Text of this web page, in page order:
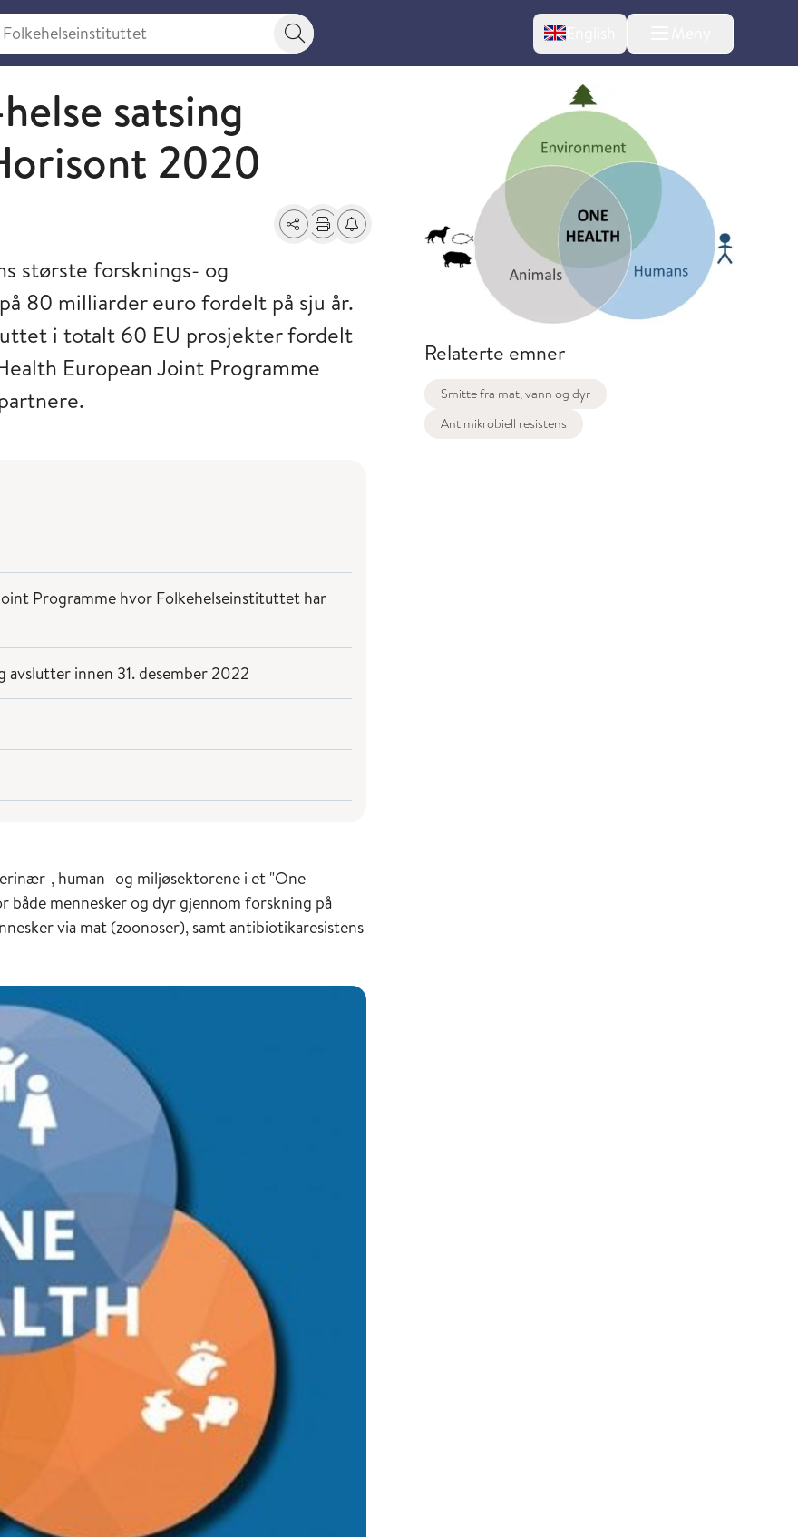
Søkeknapp English
satsing
2020
Del Skriv utFå varsel om endringer
største forsknings- og
80 milliarder euro fordelt på sju år.
i totalt 60 EU prosjekter fordelt
European Joint Programme
Programme hvor Folkehelseinstituttet har
innen 31. desember 2022
, human- og miljøsektorene i et "One
både mennesker og dyr gjennom forskning på
via mat (zoonoser), samt antibiotikaresistens
Relaterte emner
Smitte fra mat, vann og dyr
Antimikrobiell resistens